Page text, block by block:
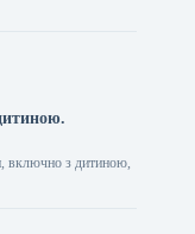
включно з дитиною,